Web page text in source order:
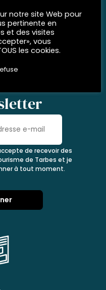
de recevoir des
de Tarbes et je
à tout moment.
notre site Web pour
pertinente en
et des visites
vous
les cookies.